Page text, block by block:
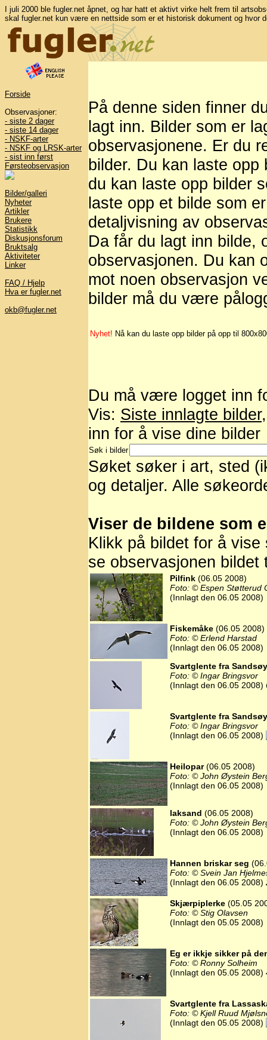
I juli 2000 ble fugler.net åpnet, og har hatt et aktivt virke helt frem til
skal fugler.net kun være en nettside som er et historisk dokument og hvor
Forside
Observasjoner:
- siste 2 dager
- siste 14 dager
- NSKF-arter
- NSKF og LRSK-arter
- sist inn først
Førsteobservasjon
Bilder/galleri
Nyheter
Artikler
Brukere
Statistikk
Diskusjonsforum
Bruktsalg
Aktiviteter
Linker
FAQ / Hjelp
Hva er fugler.net
okb@fugler.net
På denne siden finner
lagt inn. Bilder som er
observasjonene. Er du
bilder. Du kan laste
du kan laste opp bilder
laste opp et bilde som
detaljvisning av
Da får du lagt inn bilde,
observasjonen. Du kan
mot noen observasjon
bilder må du være
Nyhet! Nå kan du laste opp bilder på opp til
Du må være logget inn
Vis: Siste innlagte bilder
inn for å vise dine bilder
Søk i bilder
Søket søker i art, sted
og detaljer. Alle
Viser de bildene som
Klikk på bildet for å
se observasjonen bildet
Pilfink (06.05 2008)
Foto: © Espen Støtterud
(Innlagt den 06.05 2008)
Fiskemåke (06.05 2008)
Foto: © Erlend Harstad
(Innlagt den 06.05 2008)
Svartglente fra
Foto: © Ingar Bringsvor
(Innlagt den 06.05 2008)
Svartglente fra
Foto: © Ingar Bringsvor
(Innlagt den 06.05 2008)
Heilopar(06.05 2008)
Foto: © John Øystein
(Innlagt den 06.05 2008)
laksand (06.05 2008)
Foto: © John Øystein
(Innlagt den 06.05 2008)
Hannen briskar seg
Foto: © Svein Jan
(Innlagt den 06.05 2008)
Skjærpiplerke (05.05
Foto: © Stig Olavsen
(Innlagt den 05.05 2008)
Eg er ikkje sikker på
Foto: © Ronny Solheim
(Innlagt den 05.05 2008)
Svartglente fra
Foto: © Kjell Ruud
(Innlagt den 05.05 2008)